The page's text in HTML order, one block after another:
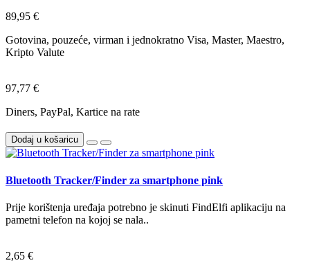
89,95 €
Gotovina, pouzeće, virman i jednokratno Visa, Master, Maestro,
Kripto Valute
97,77 €
Diners, PayPal, Kartice na rate
Dodaj u košaricu
Bluetooth Tracker/Finder za smartphone pink
Prije korištenja uređaja potrebno je skinuti FindElfi aplikaciju na
pametni telefon na kojoj se nala..
2,65 €